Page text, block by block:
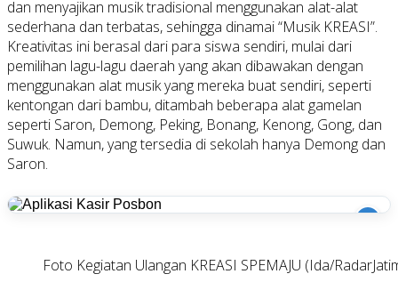
dan menyajikan musik tradisional menggunakan alat-alat
sederhana dan terbatas, sehingga dinamai “Musik KREASI”.
Kreativitas ini berasal dari para siswa sendiri, mulai dari
pemilihan lagu-lagu daerah yang akan dibawakan dengan
menggunakan alat musik yang mereka buat sendiri, seperti
kentongan dari bambu, ditambah beberapa alat gamelan
seperti Saron, Demong, Peking, Bonang, Kenong, Gong, dan
Suwuk. Namun, yang tersedia di sekolah hanya Demong dan
Saron.
i
Foto Kegiatan Ulangan KREASI SPEMAJU (Ida/